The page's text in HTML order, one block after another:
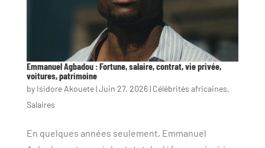
Emmanuel Agbadou : Fortune, salaire, contrat, vie privée,
voitures, patrimoine
by Isidore Akouete|Juin 27, 2026| Célébrités africaines,
Salaires
En quelques années seulement, Emmanuel